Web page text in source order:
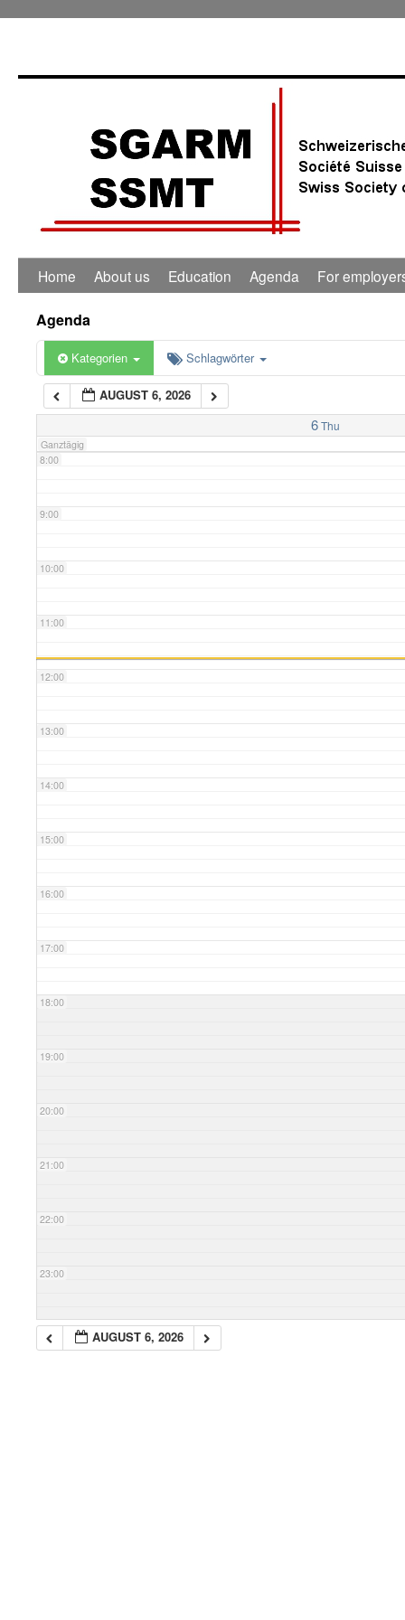
Home About us Education Agenda For
Agenda
Kategorien Schlagwörter
AUGUST 6, 2026
6Thu
Ganztägig
1:00
5:00
7:00
8:00
9:00
10:00
11:00
12:00
13:00
14:00
15:00
16:00
17:00
18:00
19:00
20:00
21:00
22:00
23:00
AUGUST 6, 2026